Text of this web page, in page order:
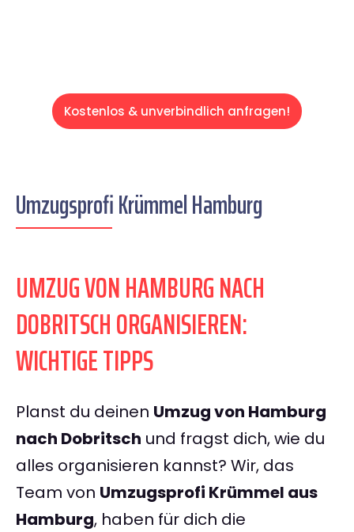
Kostenlos & unverbindlich anfragen!
Umzugsprofi Krümmel Hamburg
UMZUG VON HAMBURG NACH
DOBRITSCH ORGANISIEREN:
WICHTIGE TIPPS
Planst du deinen Umzug von Hamburg
nach Dobritsch und fragst dich, wie du
alles organisieren kannst? Wir, das
Team von Umzugsprofi Krümmel aus
Hamburg, haben für dich die